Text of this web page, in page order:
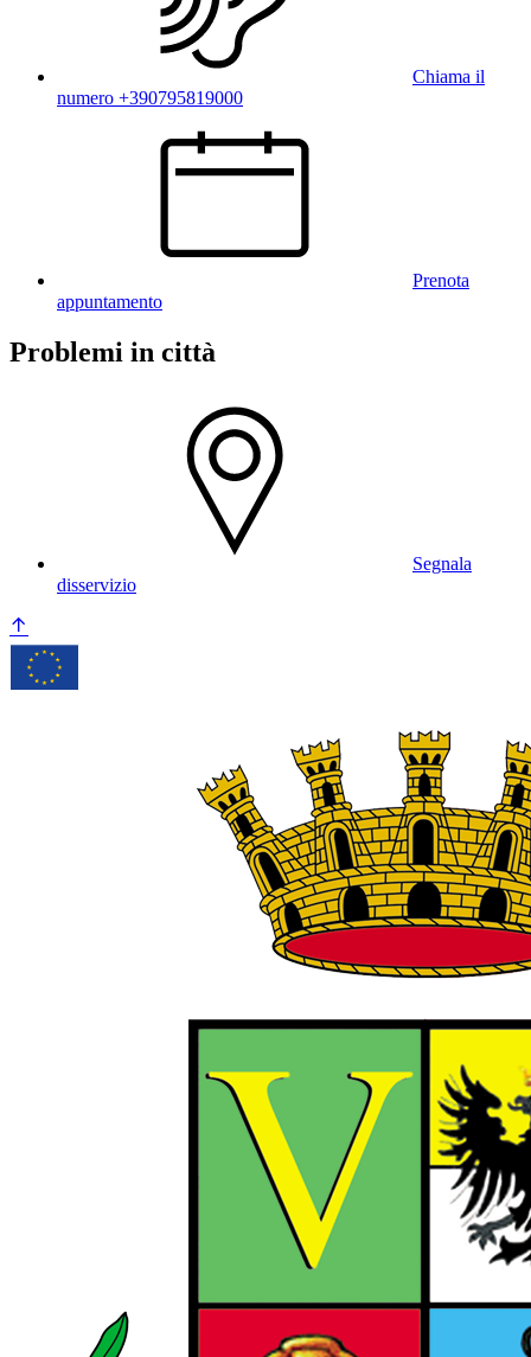
Chiama il
numero +390795819000
Prenota
appuntamento
Problemi in città
Segnala
disservizio